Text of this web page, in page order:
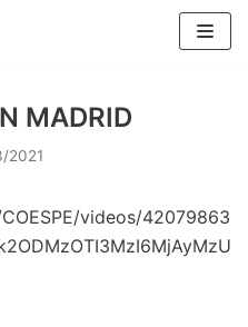
MADRID
2021
videos/42079863